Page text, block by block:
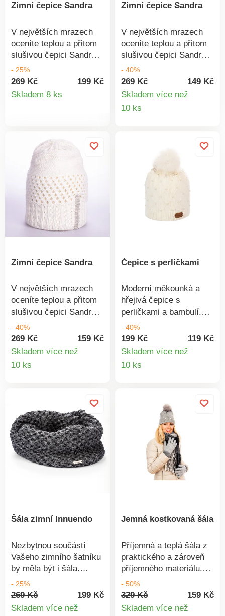
Zimní čepice Sandra
V největších mrazech
oceníte teplou a přitom
slušivou čepici Sandra s
ozdobou ze třpytivých
kamínků. Materiál:
100% akryl.
- 25%
269 Kč
199 Kč
Skladem 8 ks
Zimní čepice Sandra
V největších mrazech
oceníte teplou a přitom
slušivou čepici Sandra s
ozdobou ze třpytivých
kamínků.Materiál: 100%
akryl.
- 40%
269 Kč
149 Kč
Skladem více než
10 ks
Zimní čepice Sandra
V největších mrazech
oceníte teplou a přitom
slušivou čepici Sandra s
ozdobou ze třpytivých
kamínků.Materiál: 100%
akryl.
- 40%
269 Kč
159 Kč
Skladem více než
10 ks
Čepice s perličkami
Moderní měkounká a
hřejivá čepice s
perličkami a bambulí.
Vhodná pro sportovní i
elegantní outfit. Materiál:
100% akryl.
- 40%
199 Kč
119 Kč
Skladem více než
10 ks
Šála zimní Innuendo
Nezbytnou součástí
Vašeho zimního šatníku
by měla být i šála.
Pletená, měkkoučká i
praktická. Složení:
100% akryl
- 25%
269 Kč
199 Kč
Skladem více než
Jemná kostkovaná šála
Příjemná a teplá šála z
praktického a zároveň
příjemného materiálu.
Kombinujte s našimi
čepicemi a rukavicemi
pro dokonalé sladění.
- 50%
329 Kč
159 Kč
Skladem více než